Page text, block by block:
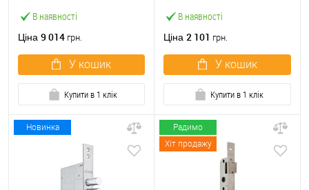
В наявності
матовий
Ціна 9 014 грн.
У кошик
Купити в 1 клік
В наявності
ручками, протектором
Ціна 2 101 грн.
У кошик
Купити в 1 клік
Новинка
Радимо
Хіт продажу